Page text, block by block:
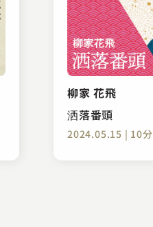
柳家 花飛
洒落番頭
2024.05.15 | 10分